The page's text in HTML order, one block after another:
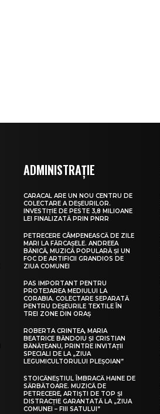
ADMINISTRAȚIE
CARACAL ARE UN NOU CENTRU DE
COLECTARE A DEȘEURILOR.
INVESTIȚIE DE PESTE 3,8 MILIOANE
LEI FINALIZATĂ PRIN PNRR
PETRECERE CÂMPENEASCĂ DE ZILE
MARI LA FĂRCAȘELE. ANDREEA
BĂNICĂ, MUZICĂ POPULARĂ ȘI UN
FOC DE ARTIFICII GRANDIOS DE
ZIUA COMUNEI
PAS IMPORTANT PENTRU
PROTEJAREA MEDIULUI LA
CORABIA. COLECTARE SEPARATĂ
PENTRU DEȘEURILE TEXTILE ÎN
TREI ZONE DIN ORAȘ
ROBERTA CRINTEA, MARIA
BEATRICE BĂNDOIU ȘI CRISTIAN
BĂNĂȚEANU, PRINTRE INVITAȚII
SPECIALI DE LA „ZIUA
LEGUMICULTORULUI PLEȘOIAN”
STOICĂNEȘTIUL ÎMBRACĂ HAINE DE
SĂRBĂTOARE. MUZICĂ DE
PETRECERE, ARTIȘTI DE TOP ȘI
DISTRACȚIE GARANTATĂ LA „ZIUA
COMUNEI – FIII SATULUI”